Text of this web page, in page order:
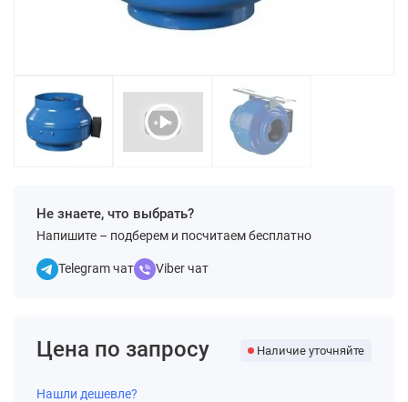
Не знаете, что выбрать?
Напишите – подберем и посчитаем бесплатно
Telegram чат Viber чат
Цена по запросу Наличие уточняйте
Нашли дешевле?